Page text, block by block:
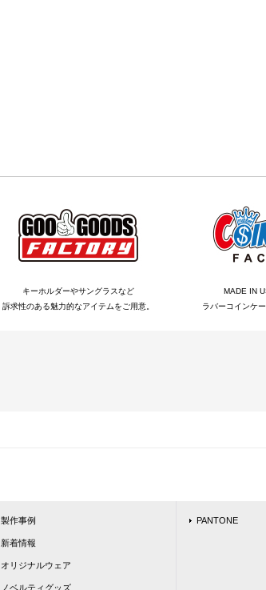
キーホルダーやサングラスなど
訴求性のある魅力的なアイテムをご用意。
MADE IN
ラバーコインケ
製作事例
新着情報
オリジナルウェア
ノベルティグッズ
PANTONE